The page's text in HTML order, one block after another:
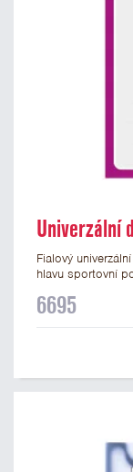
Univerzální
Fialový
hlavu sportovní
formátu A4 a A5.
motivem vítězů
6695